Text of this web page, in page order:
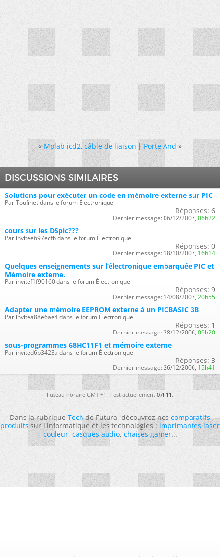
« Mplab icd2, câble de liaison|Porte And »
DISCUSSIONS SIMILAIRES
Solutions pour exécuter un code en mémoire externe sur PIC
Par Toufinet dans le forum Électronique
Réponses: 6
Dernier message: 06/12/2007, 06h22
cours sur les DSpic???
Par invitee697ecfb dans le forum Électronique
Réponses: 0
Dernier message: 18/10/2007, 16h14
Quelques enseignements sur l’électronique embarquée PIC et
Mémoire externe.
Par invitef1f90160 dans le forum Électronique
Réponses: 9
Dernier message: 14/08/2007, 20h55
Adapter une mémoire EEPROM externe à un PICBASIC 3B
Par invitea88e6ae4 dans le forum Électronique
Réponses: 1
Dernier message: 28/12/2006, 09h20
sous-programmes 68HC11F1 et mémoire externe
Par invited6b3423a dans le forum Électronique
Réponses: 3
Dernier message: 26/12/2006, 15h41
Fuseau horaire GMT +1. Il est actuellement07h11.
Dans la rubriqueTechde Futura, découvrez noscomparatifs
produitssur l'informatique et les technologies :imprimantes laser
couleur,casques audio,chaises gamer...